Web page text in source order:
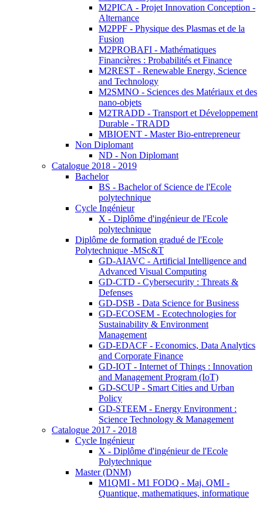
M2PICA - Projet Innovation Conception -
Alternance
M2PPF - Physique des Plasmas et de la
Fusion
M2PROBAFI - Mathématiques
Financières : Probabilités et Finance
M2REST - Renewable Energy, Science
and Technology
M2SMNO - Sciences des Matériaux et des
nano-objets
M2TRADD - Transport et Développement
Durable - TRADD
MBIOENT - Master Bio-entrepreneur
Non Diplomant
ND - Non Diplomant
Catalogue 2018 - 2019
Bachelor
BS - Bachelor of Science de l'Ecole
polytechnique
Cycle Ingénieur
X - Diplôme d'ingénieur de l'Ecole
polytechnique
Diplôme de formation gradué de l'Ecole
Polytechnique -MSc&T
GD-AIAVC - Artificial Intelligence and
Advanced Visual Computing
GD-CTD - Cybersecurity : Threats &
Defenses
GD-DSB - Data Science for Business
GD-ECOSEM - Ecotechnologies for
Sustainability & Environment
Management
GD-EDACF - Economics, Data Analytics
and Corporate Finance
GD-IOT - Internet of Things : Innovation
and Management Program (IoT)
GD-SCUP - Smart Cities and Urban
Policy
GD-STEEM - Energy Environment :
Science Technology & Management
Catalogue 2017 - 2018
Cycle Ingénieur
X - Diplôme d'ingénieur de l'Ecole
Polytechnique
Master (DNM)
M1QMI - M1 FODQ - Maj. QMI -
Quantique, mathematiques, informatique